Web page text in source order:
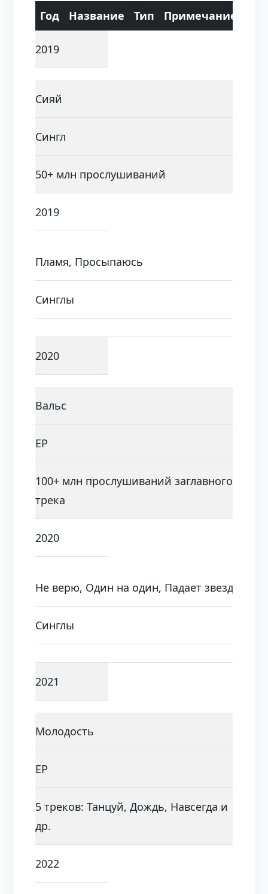
Год Название Тип Примечание
2019
Сияй
Сингл
50+ млн прослушиваний
2019
Пламя, Просыпаюсь
Синглы
2020
Вальс
EP
100+ млн прослушиваний заглавного
трека
2020
Не верю, Один на один, Падает звезда
Синглы
2021
Молодость
EP
5 треков: Танцуй, Дождь, Навсегда и
др.
2022